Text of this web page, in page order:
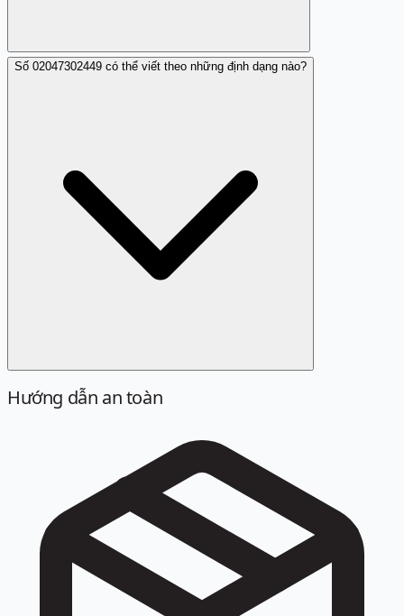
Thường thì không; nhưng bạn nên liên hệ với cơ quan
Số 02047302449 có thể viết theo những định dạng nào?
Định dạng chuẩn là 02047302449. Các cách viết sau đây
020 4730 2449, +842047302449, +84 20 47302449.
Hướng dẫn an toàn